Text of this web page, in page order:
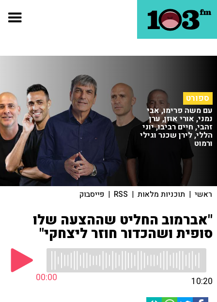
ספורט
עם משה פרימו, אבי
נמני, אורי אוזן, ערן
זהבי, חיים רביבו, יוני
הללי, לירן שכנר וגילי
ורמוט
ראשי | תוכניות מלאות |
RSS
| פייסבוק
"אברמוב החליט שההצעה שלו
סופית ושהכדור חוזר ליצחקי"
00:00 10:20